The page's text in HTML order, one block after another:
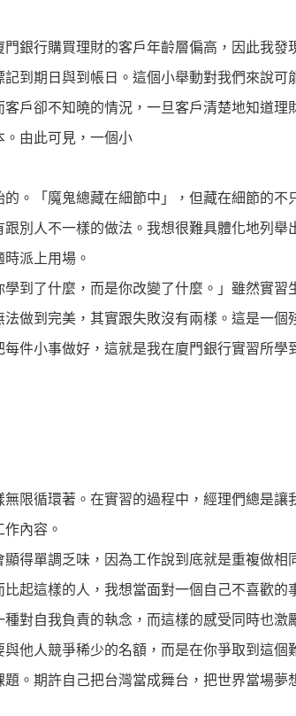
銀行購買理財的客戶年齡層偏高，因此我發
到期日與到帳日。這個小舉動對我們來說可
戶卻不知曉的情況，一旦客戶清楚地知道理
由此可見，一個小
。「魔鬼總藏在細節中」，但藏在細節的不
別人不一樣的做法。我想很難具體化地列舉
派上用場。
到了什麼，而是你改變了什麼。」雖然實習
做到完美，其實跟失敗沒有兩樣。這是一個
件小事做好，這就是我在廈門銀行實習所學
限循環著。在實習的過程中，經理們總是讓
內容。
得單調乏味，因為工作說到底就是重複做相
起這樣的人，我想當面對一個自己不喜歡的
對自我負責的執念，而這樣的感受同時也激
他人競爭稀少的名額，而是在你爭取到這個
。期許自己把台灣當成舞台，把世界當場夢